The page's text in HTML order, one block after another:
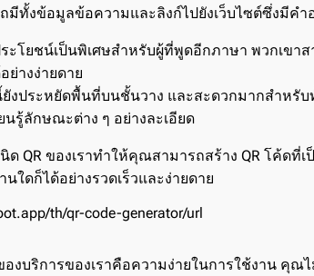
มีทั้งข้อมูลข้อความและลิงก์ไปยังเว็บไซต์ซึ่งมีค
ะโยชน์เป็นพิเศษสำหรับผู้ที่พูดอีกภาษา พวกเขา
ย่างง่ายดาย
งประหยัดพื้นที่บนชั้นวาง และสะดวกมากสำหรั
นรู้ลักษณะต่าง ๆ อย่างละเอียด
นิด QR ของเราทำให้คุณสามารถสร้าง QR โค้ด
นใดก็ได้อย่างรวดเร็วและง่ายดาย
th/qr-code-generator/url
งบริการของเราคือความง่ายในการใช้งาน คุณ